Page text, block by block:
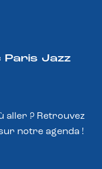
Paris Jazz
aller ? Retrouvez
notre agenda !